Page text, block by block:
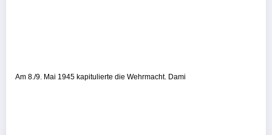
Am 8./9. Mai 1945 kapitulierte die Wehrmacht. Dami